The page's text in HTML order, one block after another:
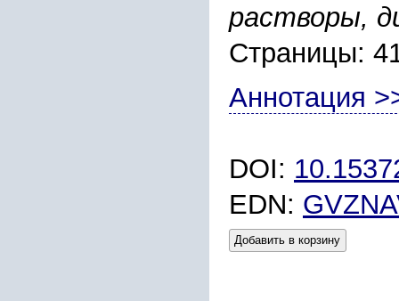
растворы,
Страницы:
Аннотация
DOI:
EDN:
Добавить в корзину